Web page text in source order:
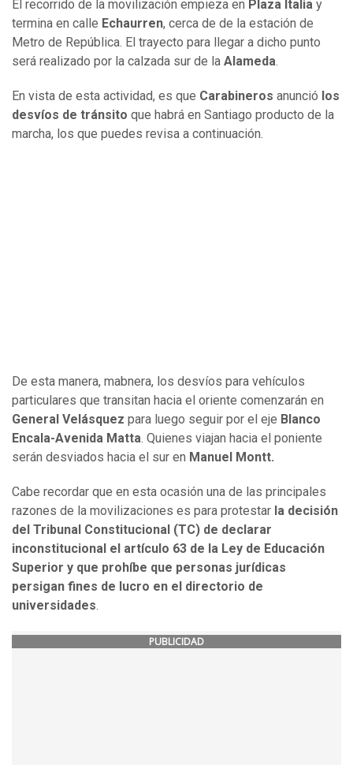
El recorrido de la movilización empieza en Plaza Italia y
termina en calle Echaurren, cerca de de la estación de
Metro de República. El trayecto para llegar a dicho punto
será realizado por la calzada sur de la Alameda.
En vista de esta actividad, es que Carabineros anunció los
desvíos de tránsito que habrá en Santiago producto de la
marcha, los que puedes revisa a continuación.
De esta manera, mabnera, los desvíos para vehículos
particulares que transitan hacia el oriente comenzarán en
General Velásquez para luego seguir por el eje Blanco
Encala-Avenida Matta. Quienes viajan hacia el poniente
serán desviados hacia el sur en Manuel Montt.
Cabe recordar que en esta ocasión una de las principales
razones de la movilizaciones es para protestar la decisión
del Tribunal Constitucional (TC) de declarar
inconstitucional el artículo 63 de la Ley de Educación
Superior y que prohíbe que personas jurídicas
persigan fines de lucro en el directorio de
universidades.
PUBLICIDAD